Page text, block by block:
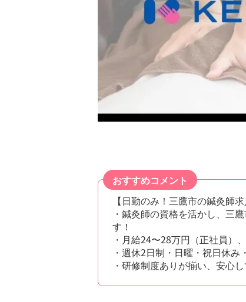
おすすめコメント
【日勤のみ！三鷹市の鍼灸師
・鍼灸師の資格を活かし、三
す！
・月給24〜28万円（正社員）
・週休2日制・日曜・祝日休
・研修制度ありが揃い、安心